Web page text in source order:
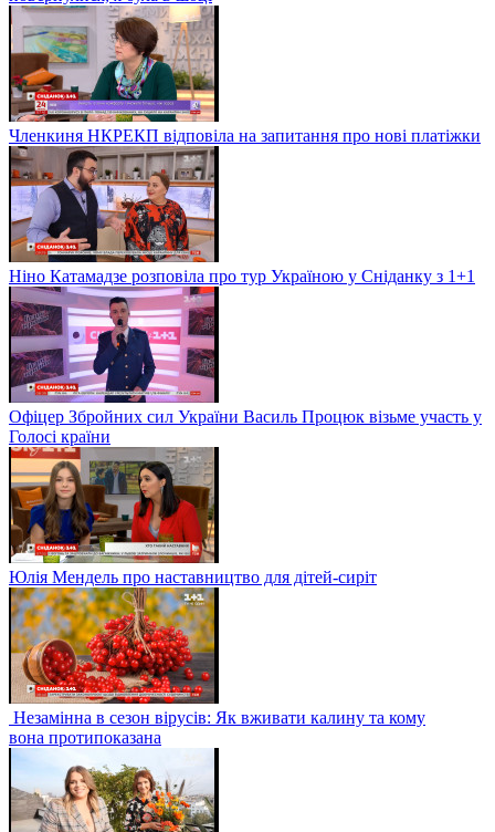
Членкиня НКРЕКП відповіла на запитання про нові платіжки
Ніно Катамадзе розповіла про тур Україною у Сніданку з 1+1
Офіцер Збройних сил України Василь Процюк візьме участь у
Голосі країни
Юлія Мендель про наставництво для дітей-сиріт
Незамінна в сезон вірусів: Як вживати калину та кому
вона протипоказана